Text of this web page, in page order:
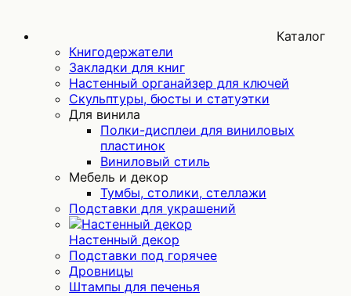
Каталог
Книгодержатели
Закладки для книг
Настенный органайзер для ключей
Скульптуры, бюсты и статуэтки
Для винила
Полки-дисплеи для виниловых
пластинок
Виниловый стиль
Мебель и декор
Тумбы, столики, стеллажи
Подставки для украшений
Настенный декор
Подставки под горячее
Дровницы
Штампы для печенья